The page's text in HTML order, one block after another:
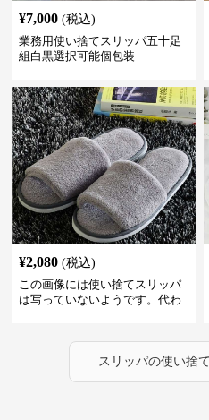
¥7,000 (税込)
業務用使い捨てスリッパ五十足
組白黒選択可能個包装
¥2,080 (税込)
この画像には使い捨てスリッパ
は写っていないようです。代わ
ています。これらは再利用可能
な通常の室内履きスリッパのよ
うに見えます。
スリッパの使い捨